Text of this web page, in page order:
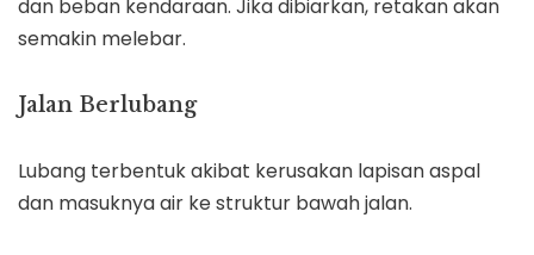
dan beban kendaraan. Jika dibiarkan, retakan akan
semakin melebar.
Jalan Berlubang
Lubang terbentuk akibat kerusakan lapisan aspal
dan masuknya air ke struktur bawah jalan.